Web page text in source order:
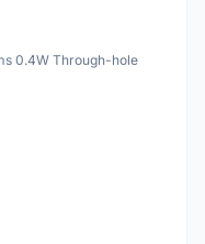
0.4W Through-hole